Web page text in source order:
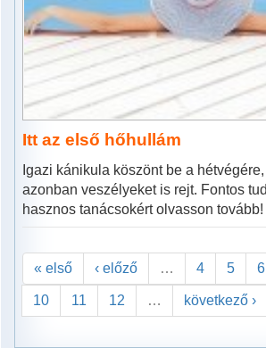
Itt az első hőhullám
Igazi kánikula köszönt be a
azonban veszélyeket is rejt. Fontos
hasznos tanácsokért olvasson tovább!
« első ‹ előző … 4 5 6
10 11 12 … következő ›